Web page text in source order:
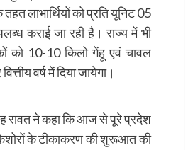
लाभार्थियों को प्रति यूनिट 05
कराई जा रही है। राज्य में भी
को 10-10 किलो गेंहू एवं चावल
वर्ष में दिया जायेगा।
रावत ने कहा कि आज से पूरे प्रदेश
के टीकाकरण की शुरूआत की